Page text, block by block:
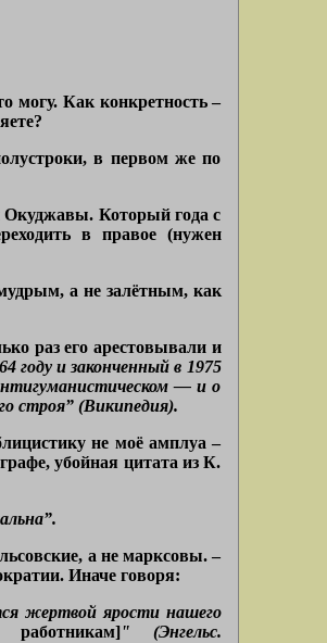
могу. Как конкретность –
в первом же по
Окуджавы. Который года с
в правое (нужен
а не залётным, как
раз его арестовывали и
году и законченный в 1975
— и о
строя” (Википедия).
не моё амплуа –
убойная цитата из К.
а не марксовы. –
Иначе говоря:
жертвой ярости нашего
" (Энгельс.